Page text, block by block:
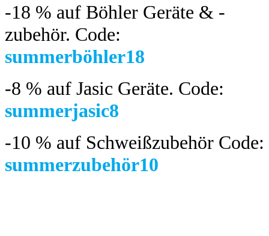
-18 % auf Böhler Geräte & -
zubehör. Code:
summerböhler18
-8 % auf Jasic Geräte. Code:
summerjasic8
-10 % auf Schweißzubehör Code:
summerzubehör10